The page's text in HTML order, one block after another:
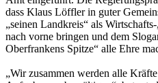
dass Klaus Löffler in guter
„seinen Landkreis“ als
nach vorne bringen und dem
Oberfrankens Spitze“ alle Ehre
„Wir zusammen werden alle